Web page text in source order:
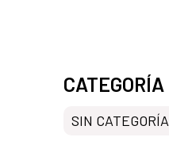
CATEGORÍA
SIN CATEGORÍA